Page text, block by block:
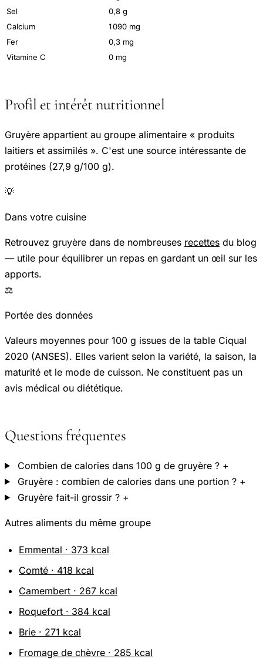
Sel
0,8 g
Calcium
1 090 mg
Fer
0,3 mg
Vitamine C
0 mg
Profil et intérêt nutritionnel
Gruyère appartient au groupe alimentaire « produits
laitiers et assimilés ». C'est une source intéressante de
protéines (27,9 g/100 g).
💡
Dans votre cuisine
Retrouvez gruyère dans de nombreuses recettes du blog
— utile pour équilibrer un repas en gardant un œil sur les
apports.
⚖️
Portée des données
Valeurs moyennes pour 100 g issues de la table Ciqual
2020 (ANSES). Elles varient selon la variété, la saison, la
maturité et le mode de cuisson. Ne constituent pas un
avis médical ou diététique.
Questions fréquentes
Combien de calories dans 100 g de gruyère ? +
Gruyère : combien de calories dans une portion ? +
Gruyère fait-il grossir ? +
Autres aliments du même groupe
Emmental · 373 kcal
Comté · 418 kcal
Camembert · 267 kcal
Roquefort · 384 kcal
Brie · 271 kcal
Fromage de chèvre · 285 kcal